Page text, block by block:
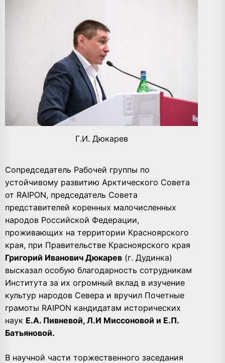
Г.И. Дюкарев
Сопредседатель Рабочей группы по
устойчивому развитию Арктического Совета
от RAIPON, председатель Совета
представителей коренных малочисленных
народов Российской Федерации,
проживающих на территории Красноярского
края, при Правительстве Красноярского края
Григорий Иванович Дюкарев (г. Дудинка)
высказал особую благодарность сотрудникам
Института за их огромный вклад в изучение
культур народов Севера и вручил Почетные
грамоты RAIPON кандидатам исторических
наук Е.А. Пивневой, Л.И Миссоновой и Е.П.
Батьяновой.
В научной части торжественного заседания